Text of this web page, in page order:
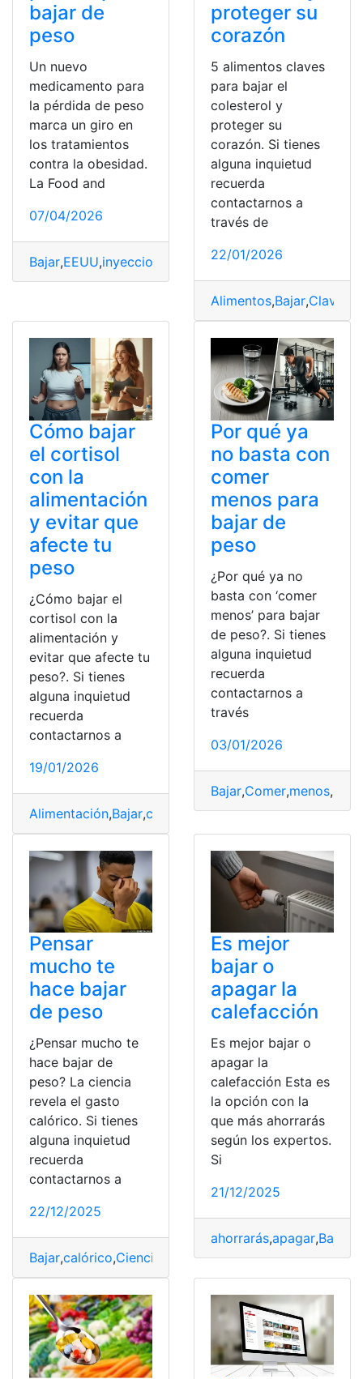
bajar de
peso
Un nuevo
medicamento para
la pérdida de peso
marca un giro en
los tratamientos
contra la obesidad.
La Food and
07/04/2026
Bajar,EEUU,inyecciones pastilla", Peso
proteger su
corazón
5 alimentos claves
para bajar el
colesterol y
proteger su
corazón. Si tienes
alguna inquietud
recuerda
contactarnos a
través de
22/01/2026
Alimentos,Bajar,Claves
Cómo bajar
el cortisol
con la
alimentación
y evitar que
afecte tu
peso
¿Cómo bajar el
cortisol con la
alimentación y
evitar que afecte tu
peso?. Si tienes
alguna inquietud
recuerda
contactarnos a
19/01/2026
Alimentación,Bajar,cortisol ,Evitar,Peso
Por qué ya
no basta con
comer
menos para
bajar de
peso
¿Por qué ya no
basta con ‘comer
menos’ para bajar
de peso?. Si tienes
alguna inquietud
recuerda
contactarnos a
través
03/01/2026
Bajar,Comer,menos,
Pensar
mucho te
hace bajar
de peso
¿Pensar mucho te
hace bajar de
peso? La ciencia
revela el gasto
calórico. Si tienes
alguna inquietud
recuerda
contactarnos a
22/12/2025
Bajar,calórico,Ciencia Pensar,Peso
Es mejor
bajar o
apagar la
calefacción
Es mejor bajar o
apagar la
calefacción Esta es
la opción con la
que más ahorrarás
según los expertos.
Si
21/12/2025
ahorrarás,apagar,Bajar